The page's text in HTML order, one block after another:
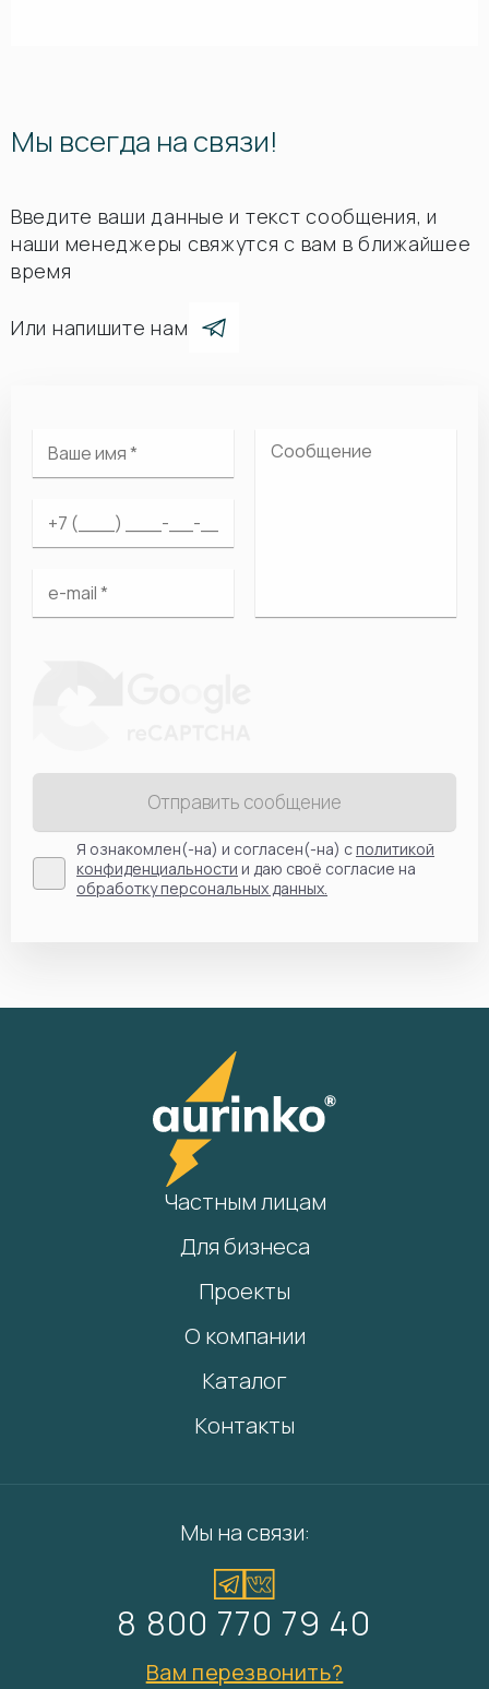
Мы всегда на связи!
Введите ваши данные и текст сообщения, и
наши менеджеры свяжутся с вам в ближайшее
время
Или напишите нам
Отправить сообщение
Я ознакомлен(-на) и согласен(-на) сполитикой
конфиденциальности и даю своё согласие на
обработку персональных данных.
Частным лицам
Для бизнеса
Проекты
О компании
Каталог
Контакты
Мы на связи:
8 800 770 79 40
Вам перезвонить?